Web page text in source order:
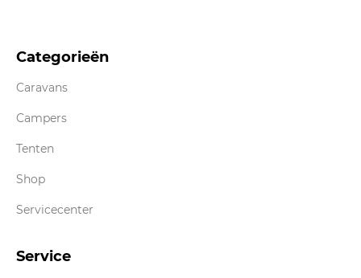
Categorieën
Caravans
Campers
Tenten
Shop
Servicecenter
Service